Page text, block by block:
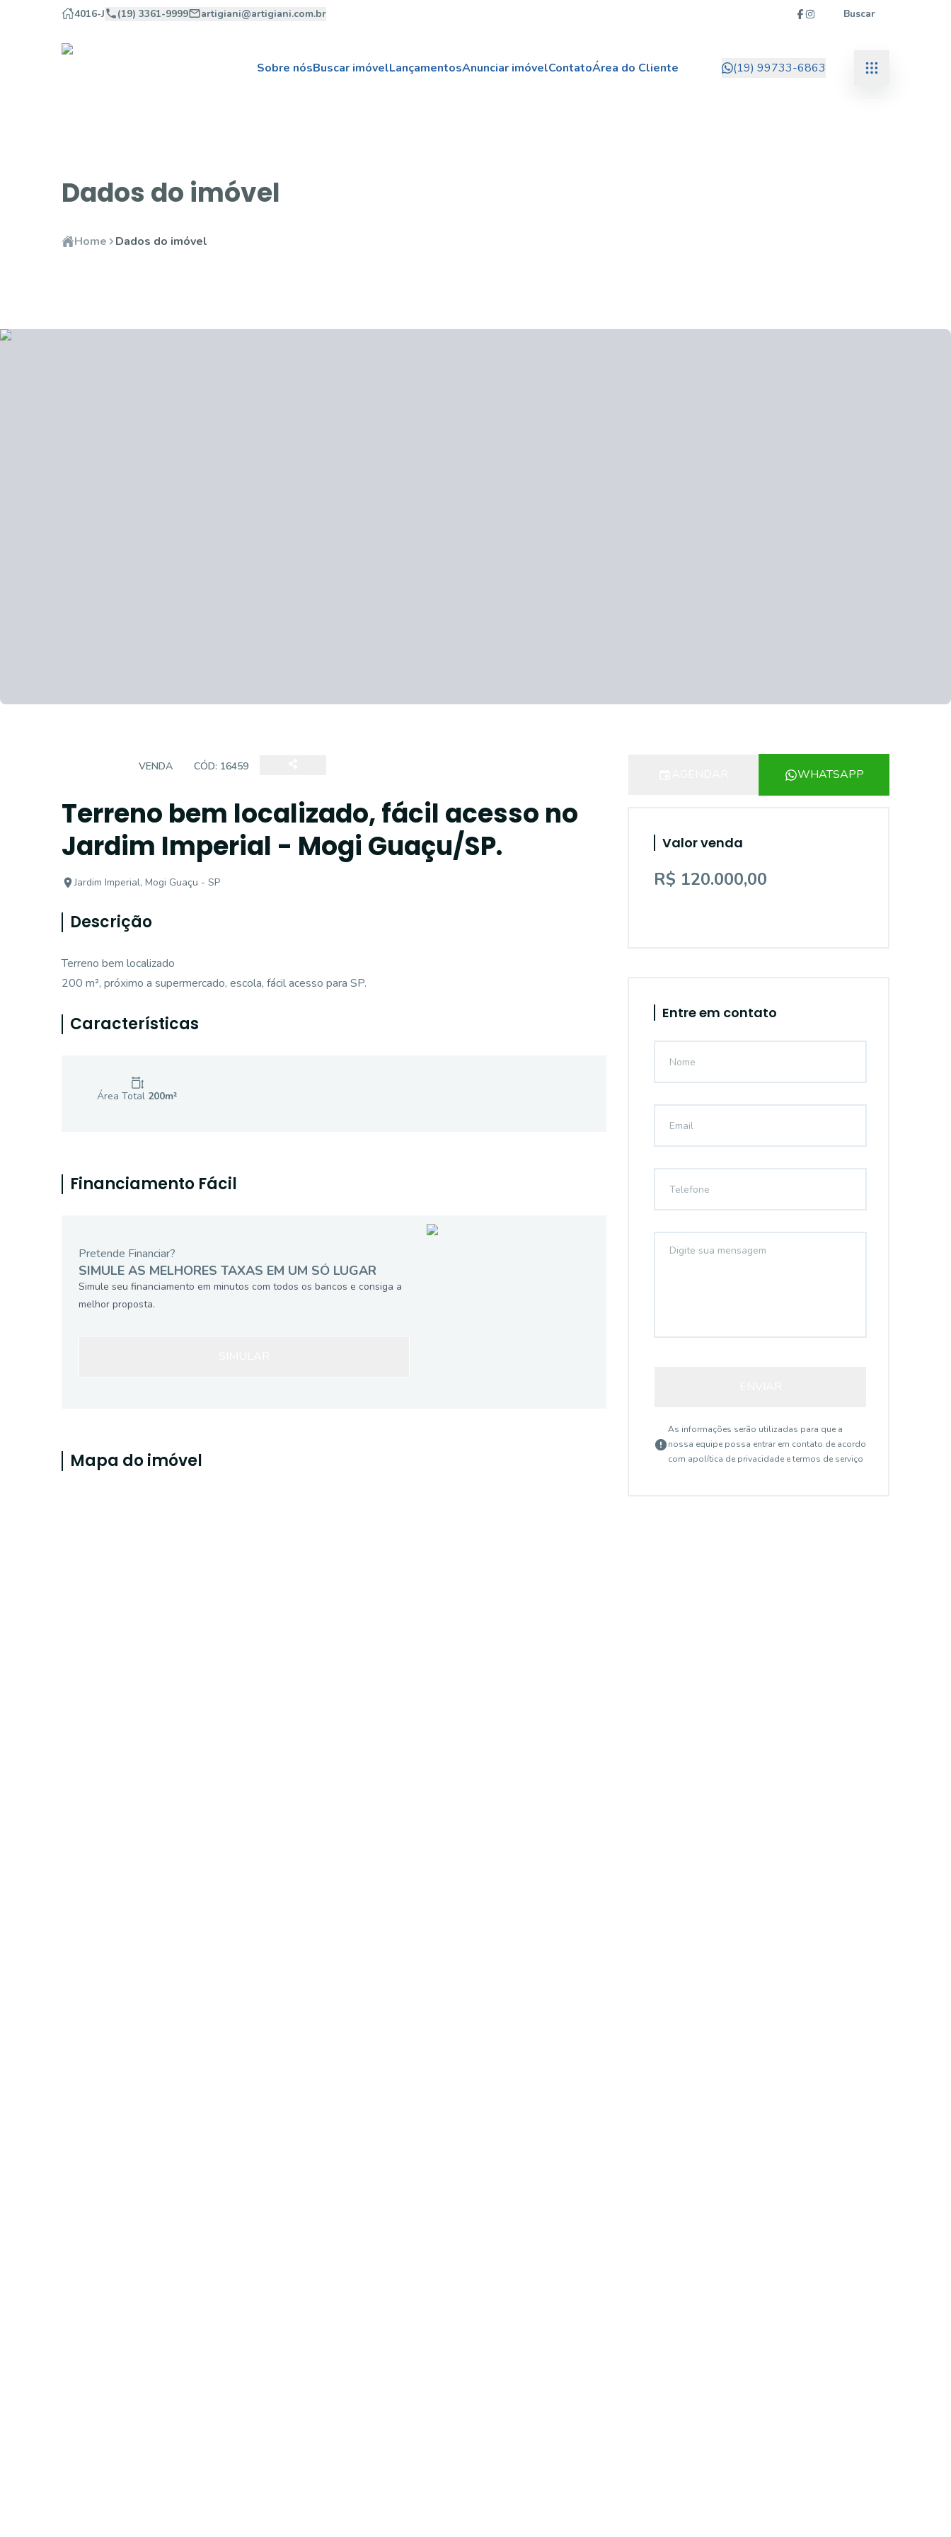
4016-J (19) 3361-9999 artigiani@artigiani.com.br Buscar
Sobre nósBuscar imóvelLançamentosAnunciar imóvelContatoÁrea do Cliente (19) 99733-6863
Dados do imóvel
Home Dados do imóvel
VENDA CÓD: 16459
Terreno bem localizado, fácil acesso no
Jardim Imperial - Mogi Guaçu/SP.
Jardim Imperial, Mogi Guaçu - SP
Descrição
Terreno bem localizado
200 m², próximo a supermercado, escola, fácil acesso para SP.
Características
Área Total 200m²
Financiamento Fácil
Pretende Financiar?
SIMULE AS MELHORES TAXAS EM UM SÓ LUGAR
Simule seu financiamento em minutos com todos os bancos e consiga a
melhor proposta.
Mapa do imóvel
WHATSAPP
Valor venda
R$ 120.000,00
Entre em contato
As informações serão utilizadas para que a
nossa equipe possa entrar em contato de acordo
com apolítica de privacidade e termos de serviço